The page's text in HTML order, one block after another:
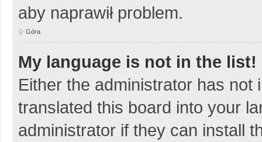
aby naprawił problem.
Góra
My language is not in the list!
Either the administrator has
translated this board into your
administrator if they can install